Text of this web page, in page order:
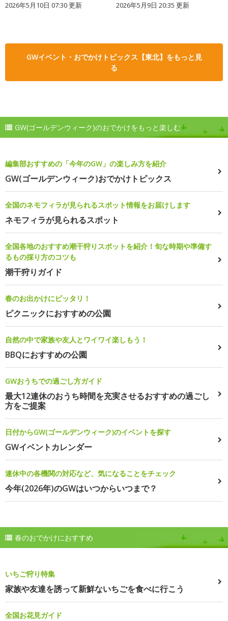
2026年5月10日 07:30 更新 2026年5月9日 20:35 更新
GWイベント・おでかけトピックス【東北】をもっと見
る
GW(ゴールデンウィーク)のおでかけをもっと楽しむ
編集部おすすめの「今年のGW」の楽しみ方を紹介
GW(ゴールデンウィーク)おでかけトピックス
全国のネモフィラが見られるスポット情報をお届けします
ネモフィラが見られるスポット
全国各地のおすすめ潮干狩りスポットを紹介！旬な時期や準備す
るもの採り方のコツも
潮干狩りガイド
春のお出かけにピッタリ！
ピクニックにおすすめの公園
自然の中で家族や友人とワイワイ楽しもう！
BBQにおすすめの公園
GWおうちでの過ごし方ガイド
最大12連休のおうち時間を充実させるおすすめの過ごし
方をご提案
日付からGW(ゴールデンウィーク)のイベントを探す
GWイベントカレンダー
連休中の各機関の対応など、気になることをチェック
今年(2026年)のGWはいつからいつまで？
春のおでかけにおすすめ
いちご狩り特集
家族や友達を誘って新鮮ないちごを食べに行こう
全国お花見ガイド